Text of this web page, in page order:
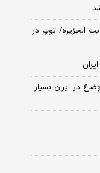
الجزیره/ توپ در
در ایران بسیار